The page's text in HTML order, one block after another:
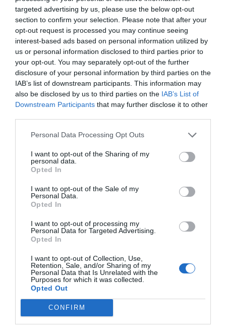
targeted advertising by us, please use the below opt-out
section to confirm your selection. Please note that after your
opt-out request is processed you may continue seeing
interest-based ads based on personal information utilized by
us or personal information disclosed to third parties prior to
your opt-out. You may separately opt-out of the further
disclosure of your personal information by third parties on the
IAB’s list of downstream participants. This information may
also be disclosed by us to third parties on the IAB’s List of
Downstream Participants that may further disclose it to other
Personal Data Processing Opt Outs
I want to opt-out of the Sharing of my
personal data.
Opted In
I want to opt-out of the Sale of my
Personal Data.
Opted In
I want to opt-out of processing my
Personal Data for Targeted Advertising.
Opted In
I want to opt-out of Collection, Use,
Retention, Sale, and/or Sharing of my
Personal Data that Is Unrelated with the
Purposes for which it was collected.
Opted Out
CONFIRM
TÁRSSZERVEZŐ
SUPER GOLD TÁMOGATÓ